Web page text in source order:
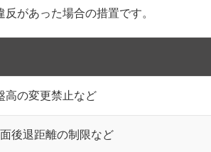
があった場合の措置です。
高の変更禁止など
後退距離の制限など